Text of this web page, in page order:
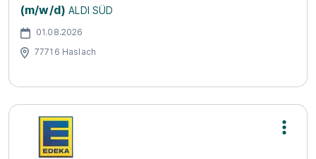
(m/w/d) ALDI SÜD
01.08.2026
77716 Haslach